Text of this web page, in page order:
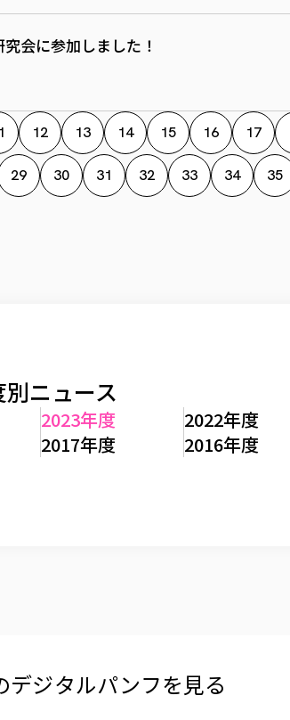
会に参加しました！
12 13 14 15 16 17
29 30 31 32 33 34 35
別ニュース
2023年度
2022年度
2017年度 2016年度
デジタルパンフを​見る​